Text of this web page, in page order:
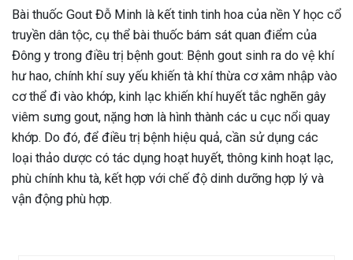
Bài thuốc Gout Đỗ Minh là kết tinh tinh hoa của nền Y học cổ
truyền dân tộc, cụ thể bài thuốc bám sát quan điểm của
Đông y trong điều trị bệnh gout: Bệnh gout sinh ra do vệ khí
hư hao, chính khí suy yếu khiến tà khí thừa cơ xâm nhập vào
cơ thể đi vào khớp, kinh lạc khiến khí huyết tắc nghẽn gây
viêm sưng gout, nặng hơn là hình thành các u cục nổi quay
khớp. Do đó, để điều trị bệnh hiệu quả, cần sử dụng các
loại thảo dược có tác dụng hoạt huyết, thông kinh hoạt lạc,
phù chính khu tà, kết hợp với chế độ dinh dưỡng hợp lý và
vận động phù hợp.